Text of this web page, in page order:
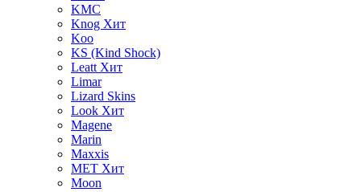
KMC
Knog Хит
Koo
KS (Kind Shock)
Leatt Хит
Limar
Lizard Skins
Look Хит
Magene
Marin
Maxxis
MET Хит
Moon